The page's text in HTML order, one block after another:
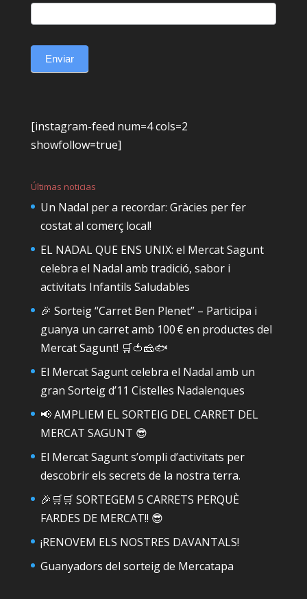
Enviar
[instagram-feed num=4 cols=2
showfollow=true]
Últimas noticias
Un Nadal per a recordar: Gràcies per fer
costat al comerç local!
EL NADAL QUE ENS UNIX: el Mercat Sagunt
celebra el Nadal amb tradició, sabor i
activitats Infantils Saludables
🎉 Sorteig “Carret Ben Plenet” – Participa i
guanya un carret amb 100 € en productes del
Mercat Sagunt! 🛒🍅🧀🐟
El Mercat Sagunt celebra el Nadal amb un
gran Sorteig d’11 Cistelles Nadalenques
📢 AMPLIEM EL SORTEIG DEL CARRET DEL
MERCAT SAGUNT 😎
El Mercat Sagunt s’ompli d’activitats per
descobrir els secrets de la nostra terra.
🎉🛒🛒 SORTEGEM 5 CARRETS PERQUÈ
FARDES DE MERCAT!! 😎
¡RENOVEM ELS NOSTRES DAVANTALS!
Guanyadors del sorteig de Mercatapa